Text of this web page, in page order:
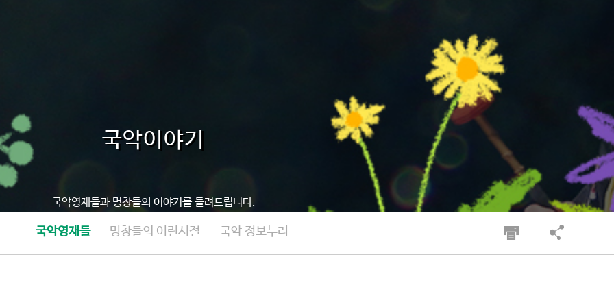
국악이야기
국악영재들과 명창들의 이야기를 들려드립니다.
국악영재들 명창들의 어린시절 국악 정보누리